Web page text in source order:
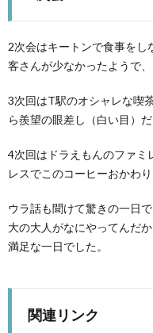
2次会はキートンで食事をし
客さんが少なかったようで
3次回はT駅のオシャレな喫
ら羨望の眼差し（白い目）だ
4次回はドラえもんのファミ
レスでこのコーヒーおかわり
ウラ話も聞けて驚きの一日
大の大人がなにやってんだ
満足な一日でした。
関連リンク